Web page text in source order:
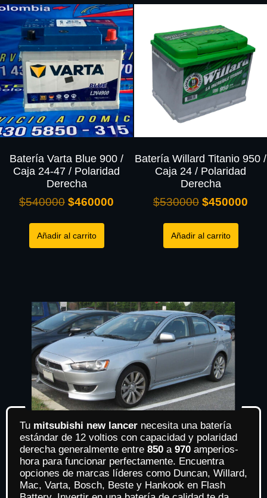
Batería Varta Blue 900 /
Caja 24-47 / Polaridad
Derecha
$540000 $460000
Añadir al carrito
Batería Willard Titanio 950 /
Caja 24 / Polaridad
Derecha
$530000 $450000
Añadir al carrito
Tu mitsubishi new lancer necesita una batería
estándar de 12 voltios con capacidad y polaridad
derecha generalmente entre 850 a 970 amperios-
hora para funcionar perfectamente. Encuentra
opciones de marcas líderes como Duncan, Willard,
Mac, Varta, Bosch, Beste y Hankook en Flash